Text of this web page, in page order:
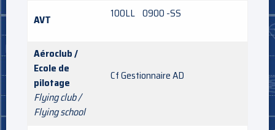
AVT 100LL 0900 -SS
Aéroclub /
Ecole de
pilotage
Flying club /
Flying school
Cf Gestionnaire AD